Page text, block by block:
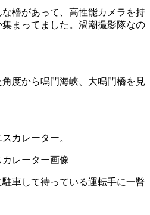
櫓があって、高性能カメラを持
まってました。渦潮撮影隊なの
度から鳴門海峡、大鳴門橋を見
カレーター。
車して待っている運転手に一瞥